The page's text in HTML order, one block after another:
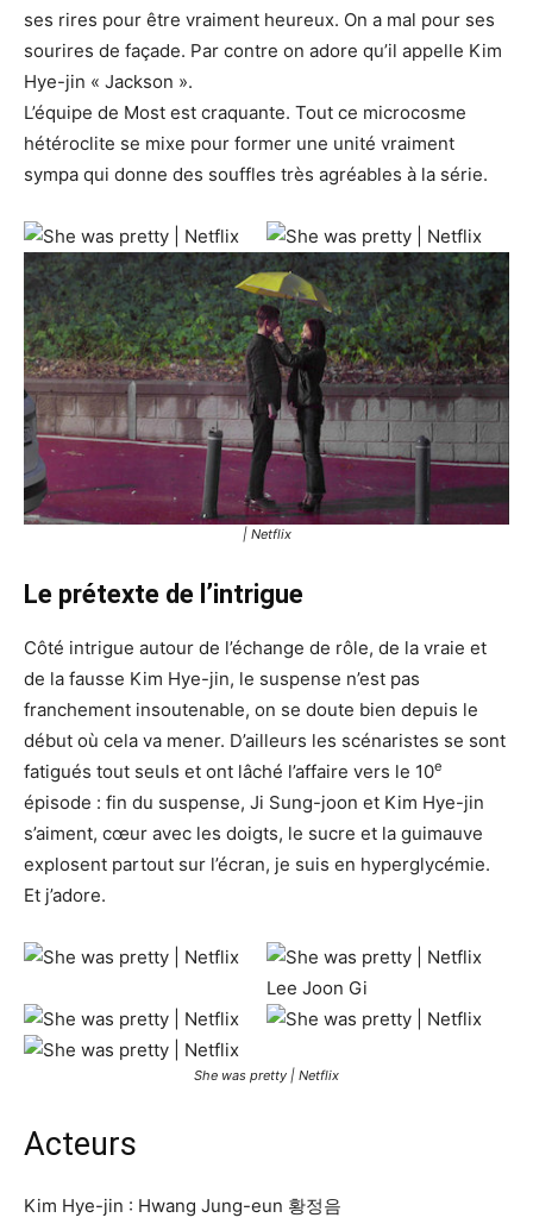
ses rires pour être vraiment heureux. On a mal pour ses
sourires de façade. Par contre on adore qu’il appelle Kim
Hye-jin « Jackson ».
L’équipe de Most est craquante. Tout ce microcosme
hétéroclite se mixe pour former une unité vraiment
sympa qui donne des souffles très agréables à la série.
| Netflix
Le prétexte de l’intrigue
Côté intrigue autour de l’échange de rôle, de la vraie et
de la fausse Kim Hye-jin, le suspense n’est pas
franchement insoutenable, on se doute bien depuis le
début où cela va mener. D’ailleurs les scénaristes se sont
fatigués tout seuls et ont lâché l’affaire vers le 10e
épisode : fin du suspense, Ji Sung-joon et Kim Hye-jin
s’aiment, cœur avec les doigts, le sucre et la guimauve
explosent partout sur l’écran, je suis en hyperglycémie.
Et j’adore.
She was pretty | Netflix
Acteurs
Kim Hye-jin : Hwang Jung-eun 황정음